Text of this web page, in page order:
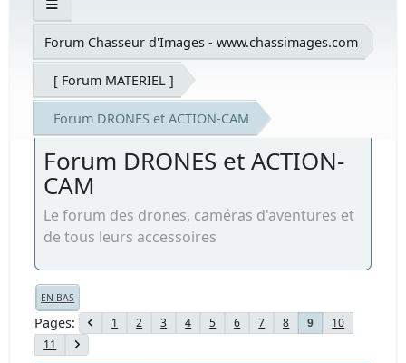
Forum Chasseur d'Images - www.chassimages.com
[ Forum MATERIEL ]
Forum DRONES et ACTION-CAM
Forum DRONES et ACTION-
CAM
Le forum des drones, caméras d'aventures et
de tous leurs accessoires
EN BAS
Pages 1 2 3 4 5 6 7 8 9
10
11